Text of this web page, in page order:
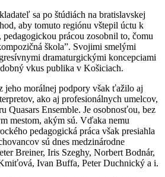
sa po štúdiách na bratislavskej
aby tomuto regiónu vštepil úctu k
prácou zosobnil to, čomu
škola”. Svojimi smelými
dramaturgickými koncepciami
vkus publika v Košiciach.
jeho morálnej podpory však ťažilo aj
ako aj profesionálnych umelcov,
Quasars Ensemble. Je osobnosťou, bez
mestom, akým sú. Vďaka nemu
pedagogická práca však presiahla
sú dnes medzinárodne
Breiner, Iris Szeghy, Norbert Bodnár,
Ivan Buffa, Peter Duchnický a i.